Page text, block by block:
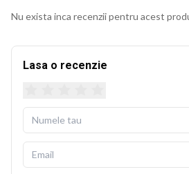
Perna galben se integreaza usor in
fermoar invizibil pentru scoatere si
de umplutura este inclusa in pachet,
dupa livrare.
BEKZ este un brand de calitate care
Nu exista inca recenzii pentru acest
Lasa o recenzie